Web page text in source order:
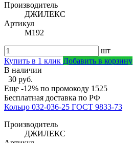
Производитель
ДЖИЛЕКС
Артикул
М192
шт
Купить в 1 клик Добавить в корзину
В наличии
30 руб.
Еще -12% по промокоду 1525
Бесплатная доставка по РФ
Кольцо 032-036-25 ГОСТ 9833-73
Производитель
ДЖИЛЕКС